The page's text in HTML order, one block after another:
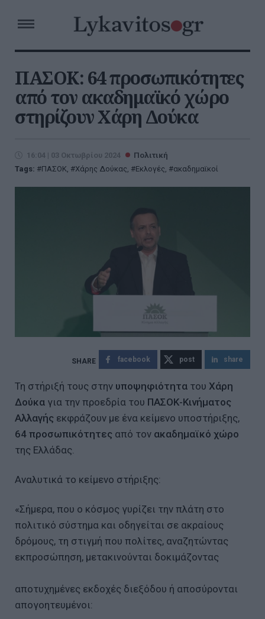
ΠΑΣΟΚ: 64 προσωπικότητες
από τον ακαδημαϊκό χώρο
στηρίζουν Χάρη Δούκα
16:04 | 03 Οκτωβρίου 2024
Πολιτική
Tags:
ΠΑΣΟΚ, Χάρης Δούκας, Εκλογές, ακαδημαϊκοί
facebook post share
Τη στήριξή τους στην υποψηφιότητα του Χάρη
Δούκα για την προεδρία του ΠΑΣΟΚ-Κινήματος
Αλλαγής εκφράζουν με ένα κείμενο υποστήριξης,
64 προσωπικότητες από τον ακαδημαϊκό χώρο
της Ελλάδας.
Αναλυτικά το κείμενο στήριξης:
«Σήμερα, που ο κόσμος γυρίζει την πλάτη στο
πολιτικό σύστημα και οδηγείται σε ακραίους
δρόμους, τη στιγμή που πολίτες, αναζητώντας
εκπροσώπηση, μετακινούνται δοκιμάζοντας
αποτυχημένες εκδοχές διεξόδου ή αποσύρονται
απογοητευμένοι: